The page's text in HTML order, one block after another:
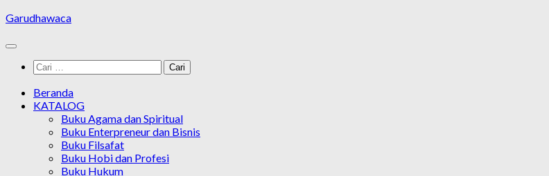
Skip
content
Garudhawaca
Cari
untuk:
Beranda
KATALOG
Buku Agama dan Spiritual
Buku Enterpreneur dan Bisnis
Buku Filsafat
Buku Hobi dan Profesi
Buku Hukum